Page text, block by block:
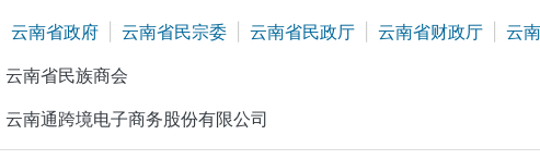
云南省政府 云南省民宗委 云南省民政厅 云南省财政厅 云
云南省民族商会
云南通跨境电子商务股份有限公司